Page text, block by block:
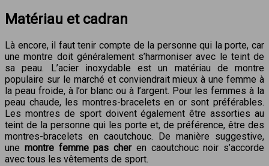
Matériau et cadran
Là encore, il faut tenir compte de la personne qui la porte, car
une montre doit généralement s’harmoniser avec le teint de
sa peau. L’acier inoxydable est un matériau de montre
populaire sur le marché et conviendrait mieux à une femme à
la peau froide, à l’or blanc ou à l’argent. Pour les femmes à la
peau chaude, les montres-bracelets en or sont préférables.
Les montres de sport doivent également être assorties au
teint de la personne qui les porte et, de préférence, être des
montres-bracelets en caoutchouc. De manière suggestive,
une montre femme pas cheren caoutchouc noir s’accorde
avec tous les vêtements de sport.